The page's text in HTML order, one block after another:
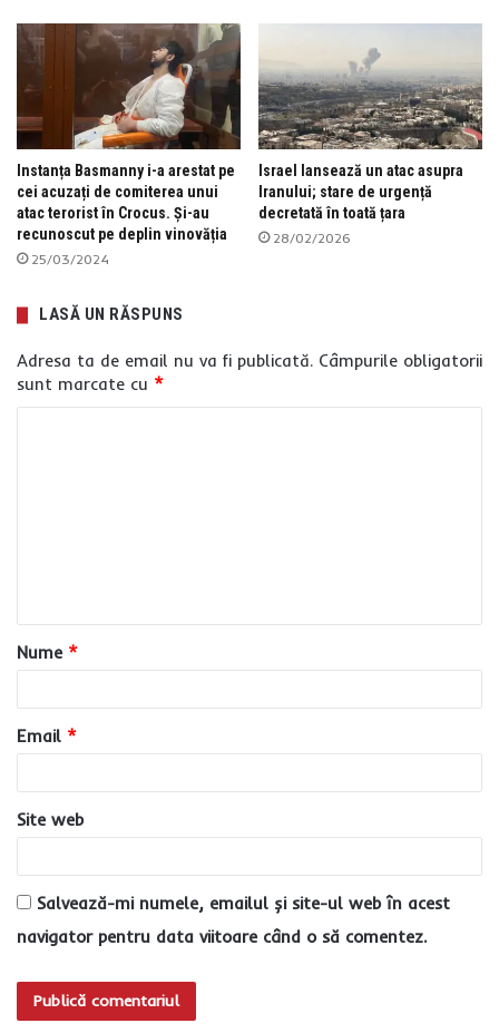
Instanța Basmanny i-a arestat pe
cei acuzați de comiterea unui
atac terorist în Crocus. Și-au
recunoscut pe deplin vinovăția
25/03/2024
Israel lansează un atac asupra
Iranului; stare de urgență
decretată în toată țara
28/02/2026
LASĂ UN RĂSPUNS
Adresa ta de email nu va fi publicată. Câmpurile obligatorii
sunt marcate cu *
a
r
u
*
Nume *
Email *
Site web
Salvează-mi numele, emailul și site-ul web în acest
navigator pentru data viitoare când o să comentez.